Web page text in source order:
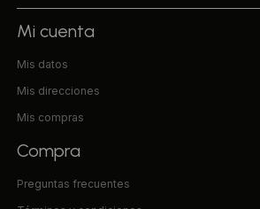
Mi cuenta
Mis datos
Mis direcciones
Mis compras
Compra
Preguntas frecuentes